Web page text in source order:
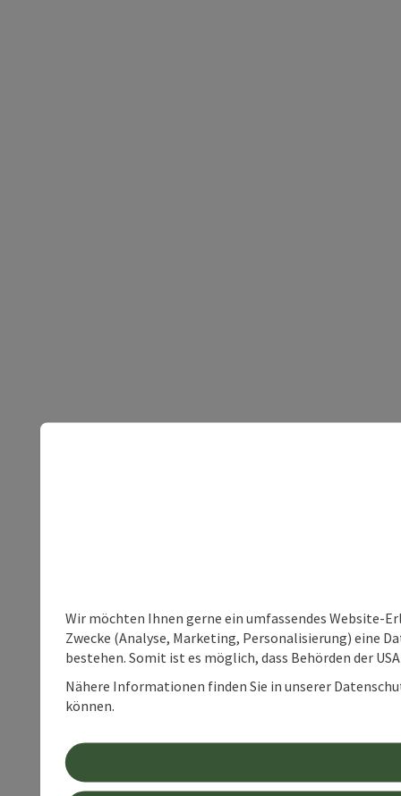
Wir möchten Ihnen gerne ein umfassendes Website-
Zwecke (Analyse, Marketing, Personalisierung) eine
bestehen. Somit ist es möglich, dass Behörden der
Nähere Informationen finden Sie in unserer
können.